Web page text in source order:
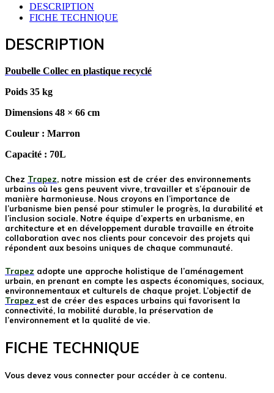
DESCRIPTION
FICHE TECHNIQUE
DESCRIPTION
Poubelle Collec en plastique recyclé
Poids 35 kg
Dimensions 48 × 66 cm
Couleur : Marron
Capacité : 70L
Chez Trapez, notre mission est de créer des environnements
urbains où les gens peuvent vivre, travailler et s’épanouir de
manière harmonieuse. Nous croyons en l’importance de
l’urbanisme bien pensé pour stimuler le progrès, la durabilité et
l’inclusion sociale. Notre équipe d’experts en urbanisme, en
architecture et en développement durable travaille en étroite
collaboration avec nos clients pour concevoir des projets qui
répondent aux besoins uniques de chaque communauté.
Trapez adopte une approche holistique de l’aménagement
urbain, en prenant en compte les aspects économiques, sociaux,
environnementaux et culturels de chaque projet. L’objectif de
Trapez est de créer des espaces urbains qui favorisent la
connectivité, la mobilité durable, la préservation de
l’environnement et la qualité de vie.
FICHE TECHNIQUE
Vous devez vous connecter pour accéder à ce contenu.